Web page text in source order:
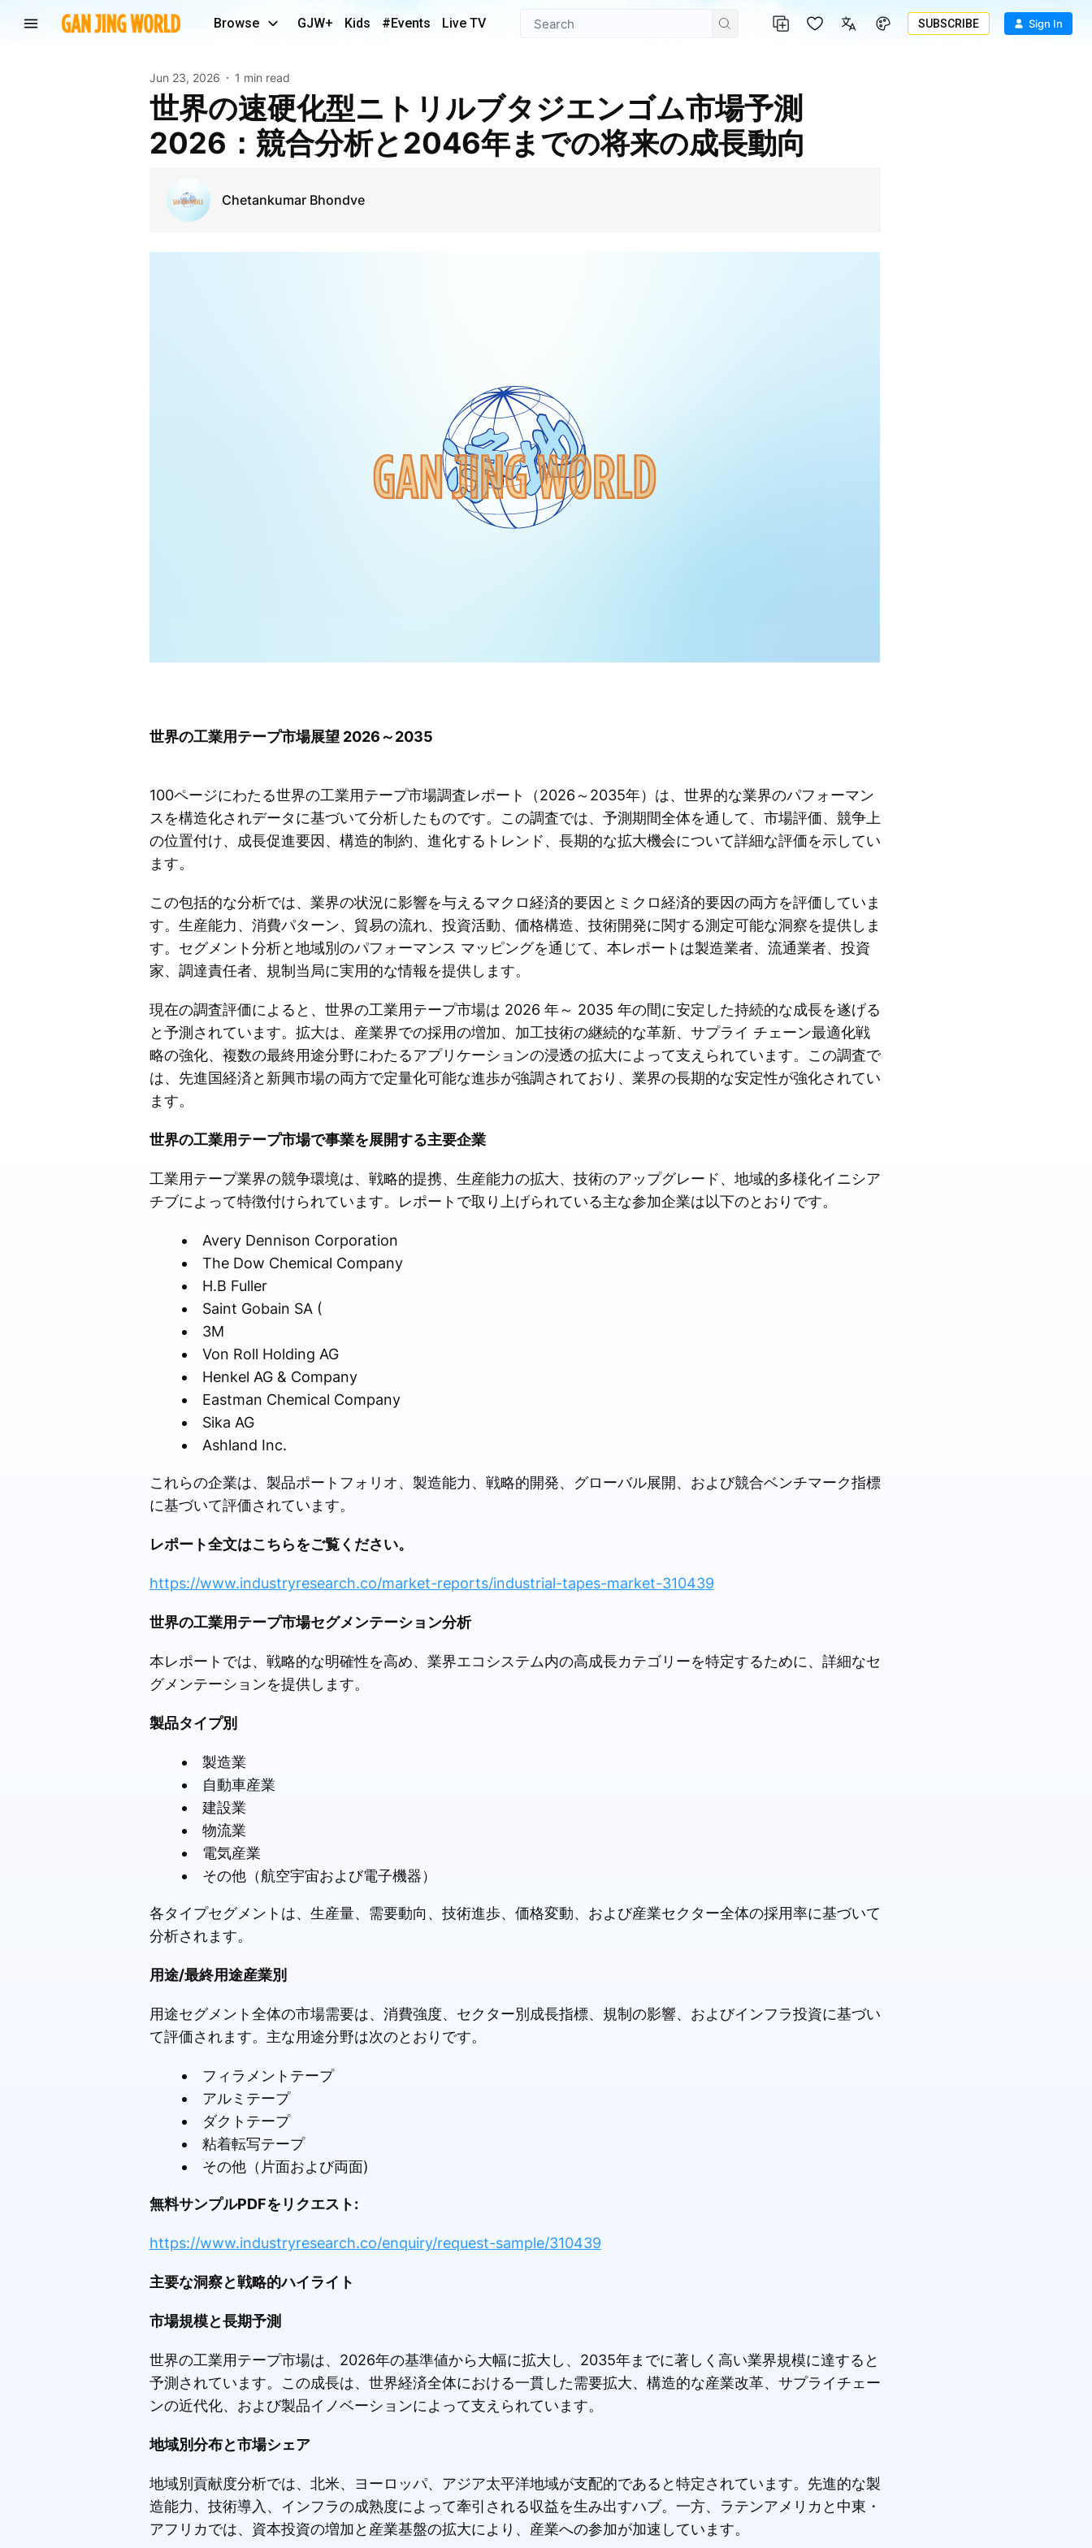
Browse GJW+ Kids #Events Live TV SUBSCRIBE Sign In
Jun 23, 2026 1 min read
世界の速硬化型ニトリルブタジエンゴム市場予測
2026：競合分析と2046年までの将来の成長動向
Chetankumar Bhondve
世界の工業用テープ市場展望 2026～2035
100ページにわたる世界の工業用テープ市場調査レポート（2026～2035年）は、世界的な業界のパフォーマン
スを構造化されデータに基づいて分析したものです。この調査では、予測期間全体を通して、市場評価、競争上
の位置付け、成長促進要因、構造的制約、進化するトレンド、長期的な拡大機会について詳細な評価を示してい
ます。
この包括的な分析では、業界の状況に影響を与えるマクロ経済的要因とミクロ経済的要因の両方を評価していま
す。生産能力、消費パターン、貿易の流れ、投資活動、価格構造、技術開発に関する測定可能な洞察を提供しま
す。セグメント分析と地域別のパフォーマンス マッピングを通じて、本レポートは製造業者、流通業者、投資
家、調達責任者、規制当局に実用的な情報を提供します。
現在の調査評価によると、世界の工業用テープ市場は 2026 年～ 2035 年の間に安定した持続的な成長を遂げる
と予測されています。拡大は、産業界での採用の増加、加工技術の継続的な革新、サプライ チェーン最適化戦
略の強化、複数の最終用途分野にわたるアプリケーションの浸透の拡大によって支えられています。この調査で
は、先進国経済と新興市場の両方で定量化可能な進歩が強調されており、業界の長期的な安定性が強化されてい
ます。
世界の工業用テープ市場で事業を展開する主要企業
工業用テープ業界の競争環境は、戦略的提携、生産能力の拡大、技術のアップグレード、地域的多様化イニシア
チブによって特徴付けられています。レポートで取り上げられている主な参加企業は以下のとおりです。
Avery Dennison Corporation
The Dow Chemical Company
H.B Fuller
Saint Gobain SA (
3M
Von Roll Holding AG
Henkel AG & Company
Eastman Chemical Company
Sika AG
Ashland Inc.
これらの企業は、製品ポートフォリオ、製造能力、戦略的開発、グローバル展開、および競合ベンチマーク指標
に基づいて評価されています。
レポート全文はこちらをご覧ください。
https://www.industryresearch.co/market-reports/industrial-tapes-market-310439
世界の工業用テープ市場セグメンテーション分析
本レポートでは、戦略的な明確性を高め、業界エコシステム内の高成長カテゴリーを特定するために、詳細なセ
グメンテーションを提供します。
製品タイプ別
製造業
自動車産業
建設業
物流業
電気産業
その他（航空宇宙および電子機器）
各タイプセグメントは、生産量、需要動向、技術進歩、価格変動、および産業セクター全体の採用率に基づいて
分析されます。
用途/最終用途産業別
用途セグメント全体の市場需要は、消費強度、セクター別成長指標、規制の影響、およびインフラ投資に基づい
て評価されます。主な用途分野は次のとおりです。
フィラメントテープ
アルミテープ
ダクトテープ
粘着転写テープ
その他（片面および両面)
無料サンプルPDFをリクエスト:
https://www.industryresearch.co/enquiry/request-sample/310439
主要な洞察と戦略的ハイライト
市場規模と長期予測
世界の工業用テープ市場は、2026年の基準値から大幅に拡大し、2035年までに著しく高い業界規模に達すると
予測されています。この成長は、世界経済全体における一貫した需要拡大、構造的な産業改革、サプライチェー
ンの近代化、および製品イノベーションによって支えられています。
地域別分布と市場シェア
地域別貢献度分析では、北米、ヨーロッパ、アジア太平洋地域が支配的であると特定されています。先進的な製
造能力、技術導入、インフラの成熟度によって牽引される収益を生み出すハブ。一方、ラテンアメリカと中東・
アフリカでは、資本投資の増加と産業基盤の拡大により、産業への参加が加速しています。